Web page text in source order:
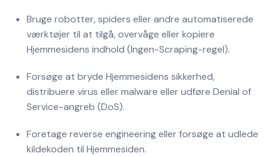
Bruge robotter, spiders eller andre automatiserede
værktøjer til at tilgå, overvåge eller kopiere
Hjemmesidens indhold (Ingen-Scraping-regel).
Forsøge at bryde Hjemmesidens sikkerhed,
distribuere virus eller malware eller udføre Denial of
Service-angreb (DoS).
Foretage reverse engineering eller forsøge at udlede
kildekoden til Hjemmesiden.